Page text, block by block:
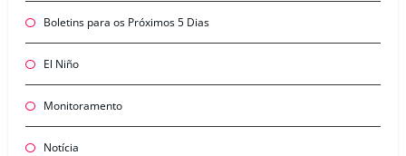
Boletins para os Próximos 5 Dias
El Niño
Monitoramento
Notícia